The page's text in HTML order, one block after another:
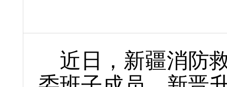
近日，新疆消防